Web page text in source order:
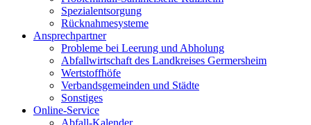
Spezialentsorgung
Rücknahmesysteme
Ansprechpartner
Probleme bei Leerung und Abholung
Abfallwirtschaft des Landkreises Germersheim
Wertstoffhöfe
Verbandsgemeinden und Städte
Sonstiges
Online-Service
Abfall-Kalender